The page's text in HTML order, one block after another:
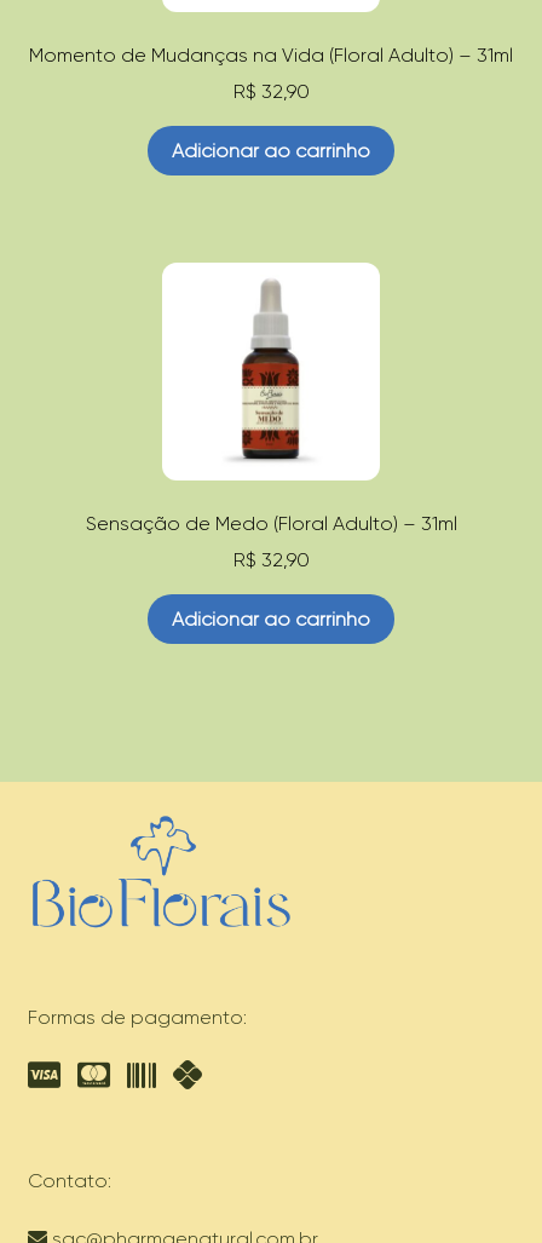
Momento de Mudanças na Vida (Floral Adulto) – 31ml
R$ 32,90
Adicionar ao carrinho
Sensação de Medo (Floral Adulto) – 31ml
R$ 32,90
Adicionar ao carrinho
Formas de pagamento:
Contato: